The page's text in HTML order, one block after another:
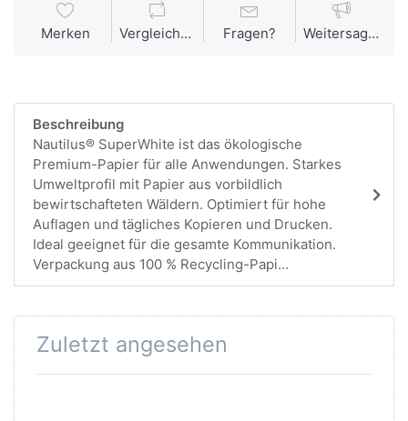
Merken Vergleichen Fragen? Weitersagen
Beschreibung
Nautilus® SuperWhite ist das ökologische
Premium-Papier für alle Anwendungen. Starkes
Umweltprofil mit Papier aus vorbildlich
bewirtschafteten Wäldern. Optimiert für hohe
Auflagen und tägliches Kopieren und Drucken.
Ideal geeignet für die gesamte Kommunikation.
Verpackung aus 100 % Recycling-Papi...
Zuletzt angesehen